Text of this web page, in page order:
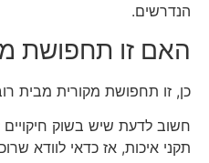
הנדרשים.
האם זו תחפושת
כן, זו תחפושת מקורית מבית
חשוב לדעת שיש בשוק
תקני איכות, אז כדאי לוודא